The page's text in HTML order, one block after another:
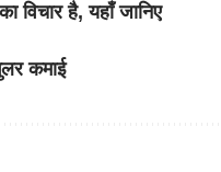
है, यहाँ जानिए
कमाई